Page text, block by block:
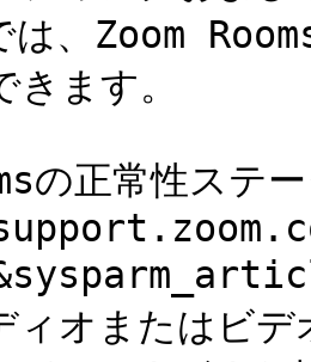
は、Zoom
ます。
の正常性ステ
ィオまたはビ